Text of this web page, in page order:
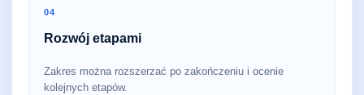
04
Rozwój etapami
Zakres można rozszerzać po zakończeniu i ocenie
kolejnych etapów.